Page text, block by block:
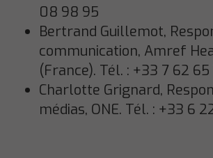
08 98 95
Bertrand Guillemot,
communication, Amref
(France). Tél. : +33 7 62
Charlotte Grignard,
médias, ONE. Tél. : +33 6